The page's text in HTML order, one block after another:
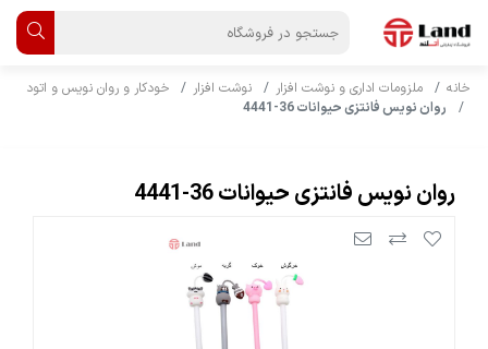
خانه ملزومات اداری و نوشت افزار نوشت افزار
خودکار و روان نویس و اتود
روان نویس فانتزی حیوانات 36-4441
روان نویس فانتزی حیوانات 36-4441